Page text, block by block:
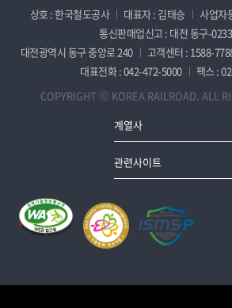
상호 : 한국철도공사 대표자 : 김태승
사업자
통신판매업신고 : 대전 동구-
대전광역시 동구 중앙로 240
고객센터 : 1588-
대표전화 : 042-472-5000
팩스 :
COPYRIGHT ⓒ KOREA RAILROAD. ALL
계열사
관련사이트